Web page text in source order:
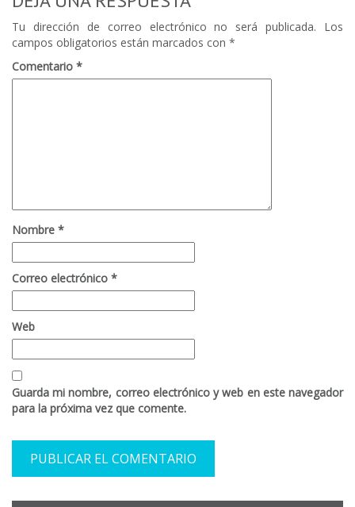
Tu dirección de correo electrónico no será publicada.
Los
campos obligatorios están marcados con *
Comentario *
Nombre *
Correo electrónico *
Web
Guarda mi nombre, correo electrónico y web en este navegador
para la próxima vez que comente.